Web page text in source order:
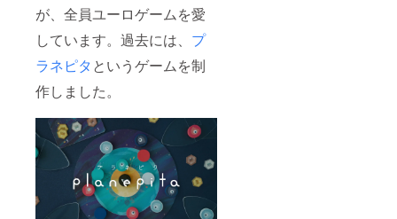
が、全員ユーロゲームを愛
しています。過去には、 プ
ラネピタというゲームを制
作しました。